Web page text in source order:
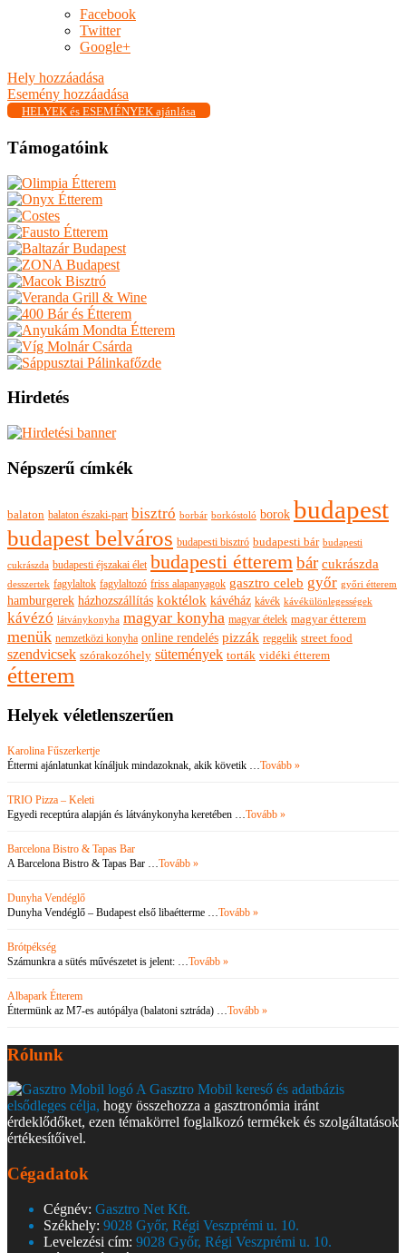
Facebook
Twitter
Google+
Hely hozzáadása
Esemény hozzáadása
HELYEK és ESEMÉNYEK ajánlása
Támogatóink
Hirdetés
Népszerű címkék
balaton balaton északi-part bisztró borbár borkóstoló borok budapest
budapest belváros budapesti bisztró budapesti bár budapesti
cukrászda budapesti éjszakai élet budapesti étterembár cukrászda
desszertek fagylaltok fagylaltozó friss alapanyagok gasztro celeb győr győri étterem
hamburgerek házhozszállítás koktélok kávéház kávék kávékülönlegességek
kávézó látványkonyha magyar konyha magyar ételek magyar étterem
menük nemzetközi konyha online rendelés pizzák reggelik street food
szendvicsek szórakozóhely sütemények torták vidéki étterem
étterem
Helyek véletlenszerűen
Karolina Fűszerkertje
Éttermi ajánlatunkat kínáljuk mindazoknak, akik követik …Tovább »
TRIO Pizza – Keleti
Egyedi receptúra alapján és látványkonyha keretében …Tovább »
Barcelona Bistro & Tapas Bar
A Barcelona Bistro & Tapas Bar …Tovább »
Dunyha Vendéglő
Dunyha Vendéglő – Budapest első libaétterme …Tovább »
Brótpékség
Számunkra a sütés művészetet is jelent: …Tovább »
Albapark Étterem
Éttermünk az M7-es autópálya (balatoni sztráda) …Tovább »
Rólunk
A Gasztro Mobil kereső és adatbázis
elsődleges célja, hogy összehozza a gasztronómia iránt
érdeklődőket, ezen témakörrel foglalkozó termékek és szolgáltatások
értékesítőivel.
Cégadatok
Cégnév: Gasztro Net Kft.
Székhely: 9028 Győr, Régi Veszprémi u. 10.
Levelezési cím: 9028 Győr, Régi Veszprémi u. 10.